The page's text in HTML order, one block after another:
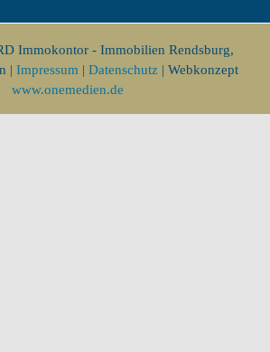
Immokontor - Immobilien Rendsburg,
| Impressum | Datenschutz| Webkonzept
www.onemedien.de